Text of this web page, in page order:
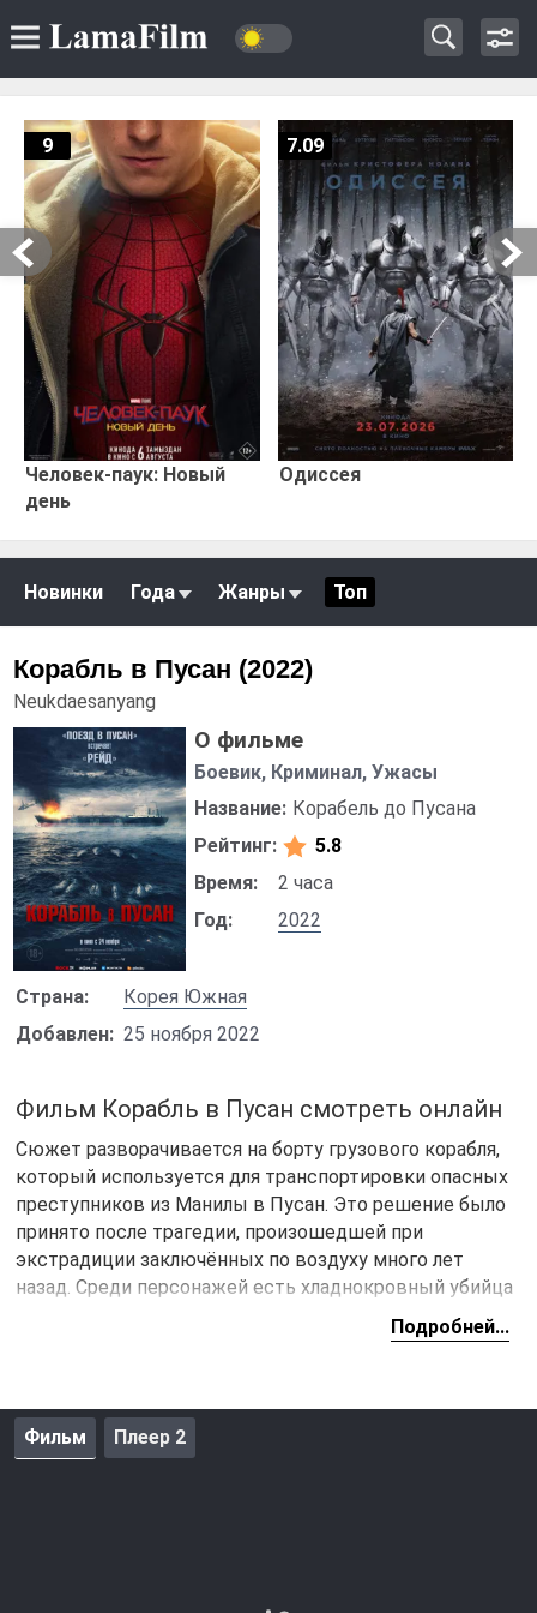
Человек-паук: Новый
день
9
Одиссея
7.09
Новинки Года Жанры Топ
Корабль в Пусан (2022)
Neukdaesanyang
О фильме
Боевик, Криминал, Ужасы
Название: Корабель до Пусана
Рейтинг:
5.8
Время:
2 часа
Год:
2022
Страна:
Корея Южная
Добавлен: 25 ноября 2022
Фильм Корабль в Пусан смотреть онлайн
Сюжет разворачивается на борту грузового корабля,
который используется для транспортировки опасных
преступников из Манилы в Пусан. Это решение было
принято после трагедии, произошедшей при
экстрадиции заключённых по воздуху много лет
назад. Среди персонажей есть хладнокровный убийца
Чон Ду, чье тело покрыто татуировками, и Доил, на
первый взгляд добрый и учтивый человек, чье
Для охраны заключённых на судно назначено более
осуществлять свой план побега. Ситуация быстро
Подробней...
Фильм Плеер 2